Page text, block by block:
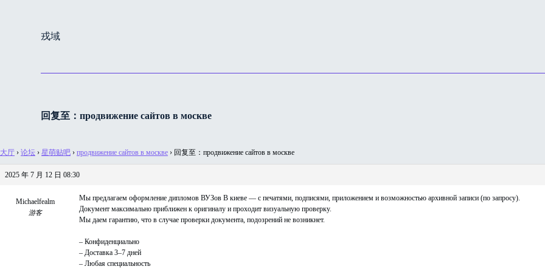
戎域
回复至：продвижение сайтов в москве
大厅 › 论坛 › 星萌贴吧 › продвижение сайтов в москве › 回复至：продвижение сайтов в москве
2025 年 7 月 12 日 08:30
Michaelfealm
游客
Мы предлагаем оформление дипломов ВУЗов В киеве — с печатями, подписями, приложением и возможностью архивной записи (по запросу).
Документ максимально приближен к оригиналу и проходит визуальную проверку.
Мы даем гарантию, что в случае проверки документа, подозрений не возникнет.
– Конфиденциально
– Доставка 3–7 дней
– Любая специальность